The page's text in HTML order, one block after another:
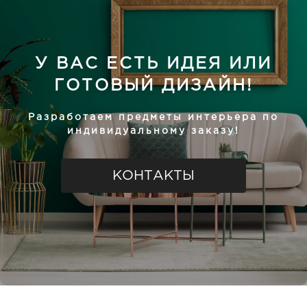
У ВАС ЕСТЬ ИДЕЯ ИЛИ
ГОТОВЫЙ ДИЗАЙН!
Разработаем предметы интерьера по
индивидуальному заказу!
КОНТАКТЫ